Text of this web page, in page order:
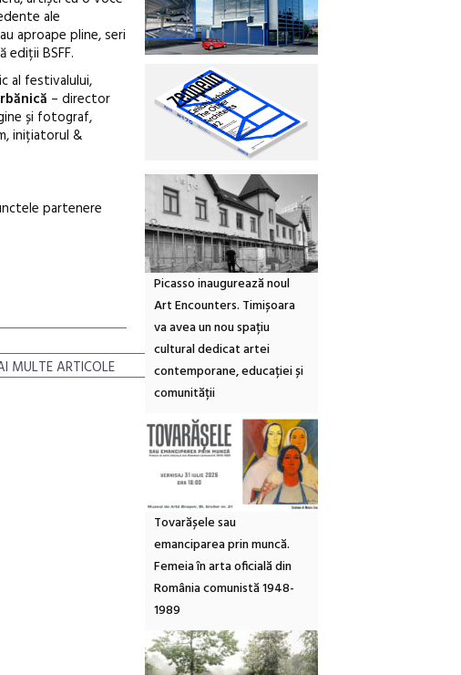
ale
aproape pline, seri
BSFF.
al festivalului,
– director
și fotograf,
inițiatorul &
partenere
MULTE ARTICOLE
Picasso inaugurează noul
Art Encounters. Timișoara
va avea un nou spațiu
cultural dedicat artei
contemporane, educației și
comunității
Tovarășele sau
emanciparea prin muncă.
Femeia în arta oficială din
România comunistă 1948-
1989